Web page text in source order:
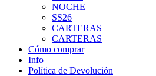
NOCHE
SS26
CARTERAS
CARTERAS
Cómo comprar
Info
Política de Devolución